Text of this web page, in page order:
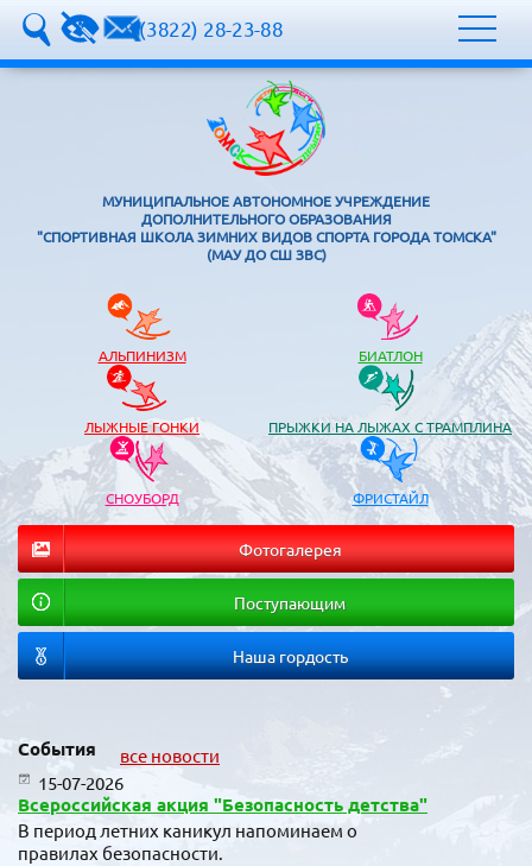
8 (3822) 28-23-88
МУНИЦИПАЛЬНОЕ АВТОНОМНОЕ УЧРЕЖДЕНИЕ
ДОПОЛНИТЕЛЬНОГО ОБРАЗОВАНИЯ
"СПОРТИВНАЯ ШКОЛА ЗИМНИХ ВИДОВ СПОРТА ГОРОДА ТОМСКА"
(МАУ ДО СШ ЗВС)
АЛЬПИНИЗМ БИАТЛОН
ЛЫЖНЫЕ ГОНКИ ПРЫЖКИ НА ЛЫЖАХ С ТРАМПЛИНА
СНОУБОРД ФРИСТАЙЛ
Фотогалерея
Поступающим
Наша гордость
События
все новости
15-07-2026
Всероссийская акция "Безопасность детства"
В период летних каникул напоминаем о
правилах безопасности.